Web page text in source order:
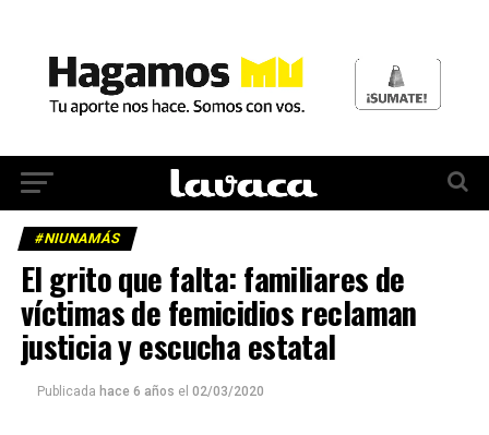
#NIUNAMÁS
El grito que falta: familiares de
víctimas de femicidios reclaman
justicia y escucha estatal
Publicada hace 6 años el 02/03/2020